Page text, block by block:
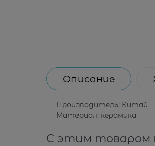
Описание
Производитель: Китай
Материал: керамика
С этим товаром